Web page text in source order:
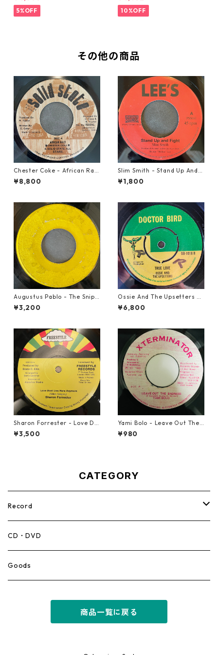
5%OFF 10%OFF
その他の商品
Chester Coke - African Rac
e【7-21819】
¥8,800
Slim Smith - Stand Up And F
ight 【7-21832】
¥1,800
Augustus Pablo - The Snipe
r【7-21945】
¥3,200
Ossie And The Upsetters -
True Love【7-22000】
¥6,800
Sharon Forrester - Love Do
n't Live Here Anymore【12-
50068】
¥3,500
Yami Bolo - Leave Out The
Badness 【7-10916】
¥980
CATEGORY
Record
Mento,Calypso,Ballad
Ska
CD・DVD
Goods
商品一覧に戻る